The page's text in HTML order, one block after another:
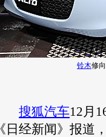
铃木修
搜狐汽车12月
《日经新闻》报道